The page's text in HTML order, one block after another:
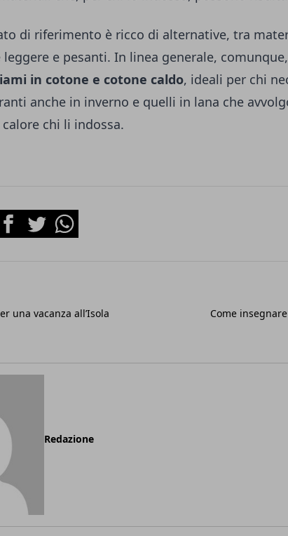
di riferimento è ricco di alternative, tra
e pesanti. In linea generale,
in cotone e cotone caldo, ideali per chi
anche in inverno e quelli in lana che
chi li indossa.
FacebookTwitterWhatsapp
una vacanza all’Isola
Come
Redazione